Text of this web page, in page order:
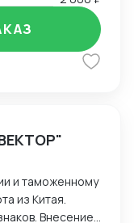
и таможенному
из Китая.
Внесение